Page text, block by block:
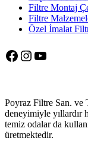
Filtre Montaj
Filtre
Özel İmalat
Facebook
Instagram
YouTube
Poyraz Filtre San. ve
deneyimiyle yıllardır
temiz odalar da
üretmektedir.